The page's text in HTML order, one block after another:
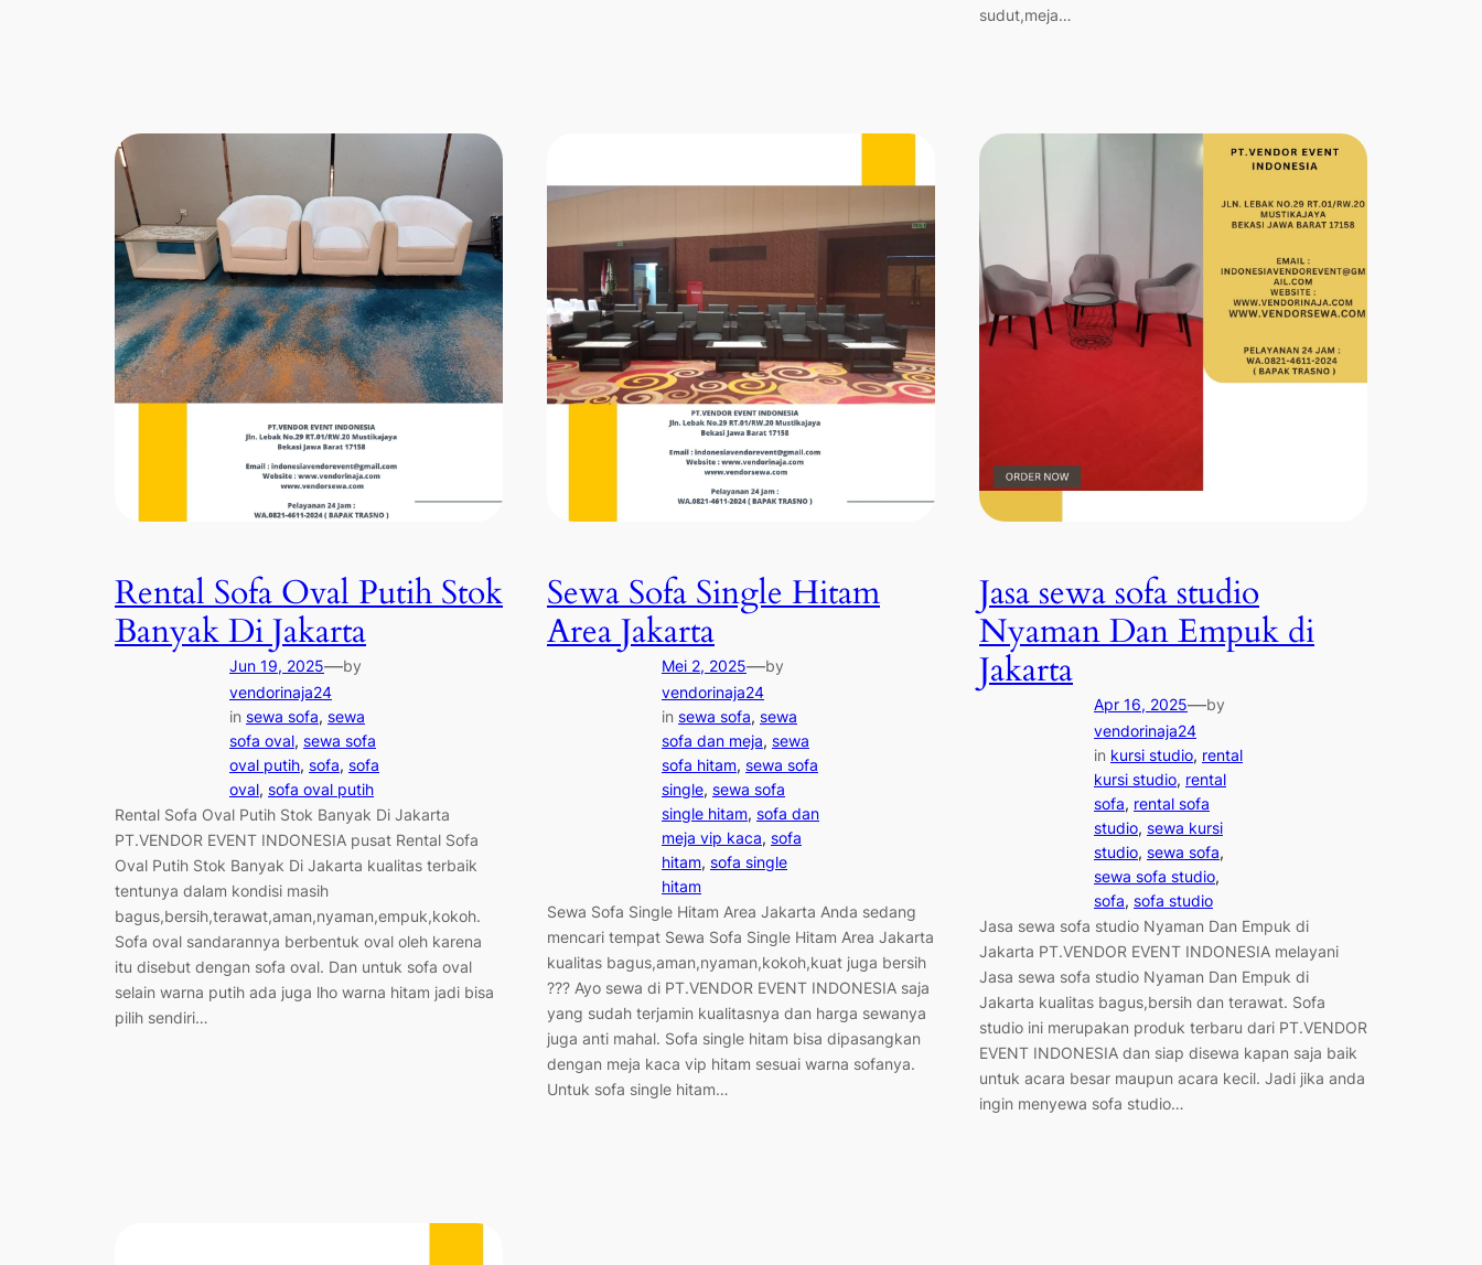
sudut,meja…
Rental Sofa Oval Putih Stok
Banyak Di Jakarta
Jun 19, 2025—by
vendorinaja24
in sewa sofa, sewa
sofa oval, sewa sofa
oval putih, sofa, sofa
oval, sofa oval putih
Rental Sofa Oval Putih Stok Banyak Di Jakarta
PT.VENDOR EVENT INDONESIA pusat Rental Sofa
Oval Putih Stok Banyak Di Jakarta kualitas terbaik
tentunya dalam kondisi masih
bagus,bersih,terawat,aman,nyaman,empuk,kokoh.
Sofa oval sandarannya berbentuk oval oleh karena
itu disebut dengan sofa oval. Dan untuk sofa oval
selain warna putih ada juga lho warna hitam jadi bisa
pilih sendiri…
Sewa Sofa Single Hitam
Area Jakarta
Mei 2, 2025—by
vendorinaja24
in sewa sofa, sewa
sofa dan meja, sewa
sofa hitam, sewa sofa
single, sewa sofa
single hitam, sofa dan
meja vip kaca, sofa
hitam, sofa single
hitam
Sewa Sofa Single Hitam Area Jakarta Anda sedang
mencari tempat Sewa Sofa Single Hitam Area Jakarta
kualitas bagus,aman,nyaman,kokoh,kuat juga bersih
??? Ayo sewa di PT.VENDOR EVENT INDONESIA saja
yang sudah terjamin kualitasnya dan harga sewanya
juga anti mahal. Sofa single hitam bisa dipasangkan
dengan meja kaca vip hitam sesuai warna sofanya.
Untuk sofa single hitam…
Jasa sewa sofa studio
Nyaman Dan Empuk di
Jakarta
Apr 16, 2025—by
vendorinaja24
in kursi studio, rental
kursi studio, rental
sofa, rental sofa
studio, sewa kursi
studio, sewa sofa
sewa sofa studio
sofa, sofa studio
Jasa sewa sofa studio Nyaman Dan Empuk di
Jakarta PT.VENDOR EVENT INDONESIA melayani
Jasa sewa sofa studio Nyaman Dan Empuk di
Jakarta kualitas bagus,bersih dan terawat. Sofa
studio ini merupakan produk terbaru dari PT.VENDOR
EVENT INDONESIA dan siap disewa kapan saja baik
untuk acara besar maupun acara kecil. Jadi jika anda
ingin menyewa sofa studio…